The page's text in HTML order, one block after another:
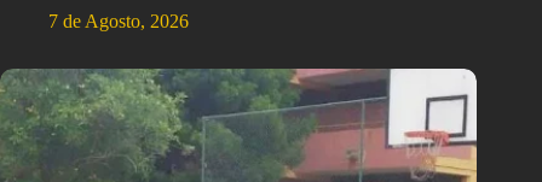
7 de Agosto, 2026